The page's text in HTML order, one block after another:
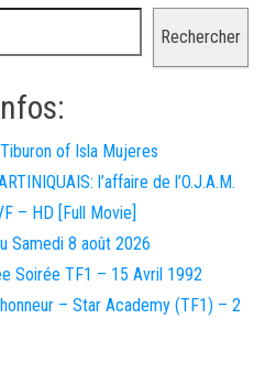
Rechercher
of Isla Mujeres
l’affaire de l’O.J.A.M.
– HD [Full Movie]
Samedi 8 août 2026
Soirée TF1 – 15 Avril 1992
– Star Academy (TF1) – 2